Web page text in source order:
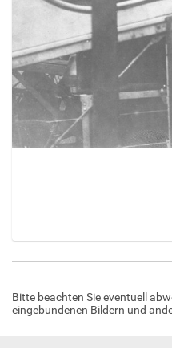
e
g
e
Bitte beachten Sie eventuell
eingebundenen Bildern und